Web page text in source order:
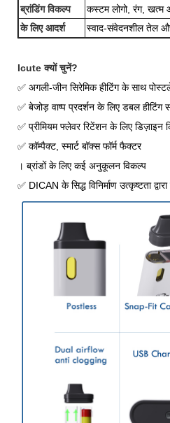
ब्रांडिंग विकल्प
कस्टम लोगो, रंग, खत्म
के लिए आदर्श
स्वाद-संवेदनशील तेल
Icute क्यों चुनें?
✅ अगली-जीन सिरेमिक हीटिंग के साथ
✅ बेजोड़ वाष्प प्रदर्शन के लिए डबल हीटिंग
✅ प्रीमियम फ्लेवर रिटेंशन के लिए डिज़ाइन
✅ कॉम्पैक्ट, स्मार्ट बॉक्स फॉर्म फैक्टर
। ब्रांडों के लिए कई अनुकूलन विकल्प
✅ DICAN के सिद्ध विनिर्माण उत्कृष्टता द्वारा